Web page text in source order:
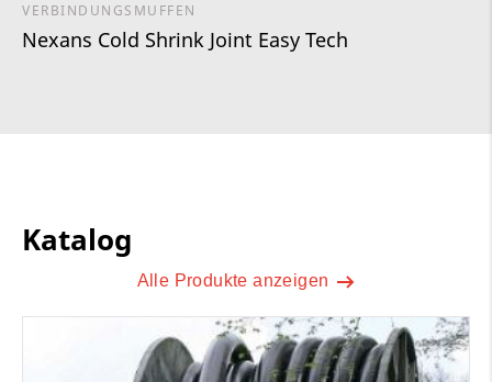
VERBINDUNGSMUFFEN
Nexans Cold Shrink Joint Easy Tech
Katalog
Alle Produkte anzeigen